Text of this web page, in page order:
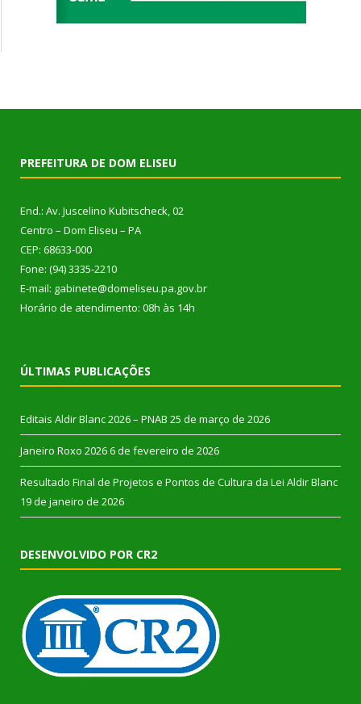
PREFEITURA DE DOM ELISEU
End.: Av. Juscelino Kubitscheck, 02
Centro – Dom Eliseu – PA
CEP: 68633-000
Fone: (94) 3335-2210
E-mail: gabinete@domeliseu.pa.gov.br
Horário de atendimento: 08h às 14h
ÚLTIMAS PUBLICAÇÕES
Editais Aldir Blanc 2026 – PNAB 25 de março de 2026
Janeiro Roxo 2026 6 de fevereiro de 2026
Resultado Final de Projetos e Pontos de Cultura da Lei Aldir Blanc
19 de janeiro de 2026
DESENVOLVIDO POR CR2